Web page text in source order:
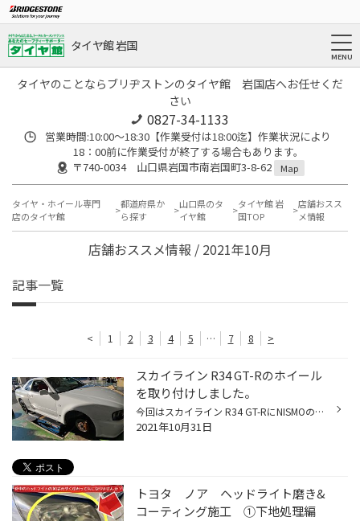
タイヤ館 岩国
タイヤのことならブリヂストンのタイヤ館 岩国店へお任せくだ
さい
0827-34-1133
営業時間:10:00〜18:30【作業受付は18:00迄】作業状況により
18：00前に作業受付が終了する場合もあります。
〒740-0034 山口県岩国市南岩国町3-8-62
Map
タイヤ・ホイール専門
店のタイヤ館
都道府県か
ら探す
山口県のタ
イヤ館
タイヤ館 岩
国TOP
店舗おスス
メ情報
店舗おススメ情報 / 2021年10月
記事一覧
< 1 2 3 4 5 … 7 8 >
スカイライン R34 GT-Rのホイール
を取り付けしました。
今回はスカイライン R34 GT-RにNISMOのホイールを取り付けしました。 まずは取り外しをしております。 とても人気がある車ですよね。 いきなりですが、取り付けしました。 ホイールはNISMO LM GT4になります。 GT-RにはNISMOってのが定番ですが、実績実力があるから定番になれるのです。 出庫してか...
2021年10月31日
トヨタ ノア ヘッドライト磨き&
コーティング施工 ①下地処理編